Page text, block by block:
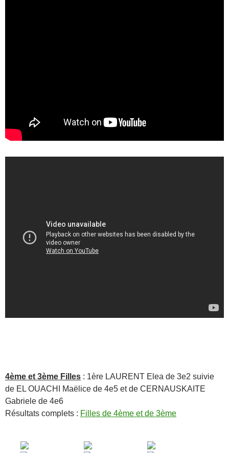
4ème et 3ème Filles : 1ère LAURENT Elea de 3e2 suivie
de EL OUACHI Maëlice de 4e5 et de CERNAUSKAITE
Gabriele de 4e6
Résultats complets : Filles de 4ème et de 3ème